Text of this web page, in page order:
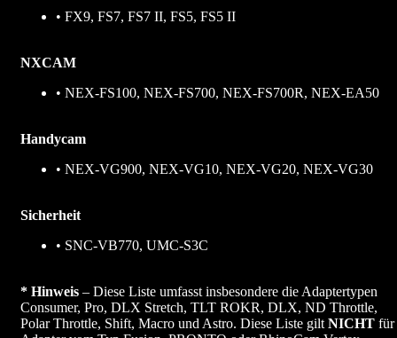
• FX9, FS7, FS7 II, FS5, FS5 II
NXCAM
• NEX-FS100, NEX-FS700, NEX-FS700R, NEX-EA50
Handycam
• NEX-VG900, NEX-VG10, NEX-VG20, NEX-VG30
Sicherheit
• SNC-VB770, UMC-S3C
* Hinweis – Diese Liste umfasst insbesondere die Adaptertypen
Consumer, Pro, DLX Stretch, TLT ROKR, DLX, ND Throttle,
Polar Throttle, Shift, Macro und Astro. Diese Liste gilt NICHT für